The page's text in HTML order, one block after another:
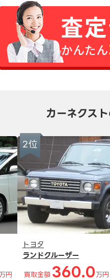
カーネクス
万円
2位
トヨタ
ランドクルーザー
買取金額 360.0 万円